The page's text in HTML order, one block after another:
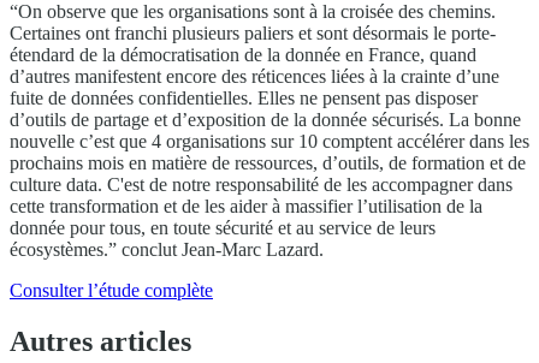
“On observe que les organisations sont à la croisée des chemins.
Certaines ont franchi plusieurs paliers et sont désormais le porte-
étendard de la démocratisation de la donnée en France, quand
d’autres manifestent encore des réticences liées à la crainte d’une
fuite de données confidentielles. Elles ne pensent pas disposer
d’outils de partage et d’exposition de la donnée sécurisés. La bonne
nouvelle c’est que 4 organisations sur 10 comptent accélérer dans les
prochains mois en matière de ressources, d’outils, de formation et de
culture data. C'est de notre responsabilité de les accompagner dans
cette transformation et de les aider à massifier l’utilisation de la
donnée pour tous, en toute sécurité et au service de leurs
écosystèmes.” conclut Jean-Marc Lazard.
Consulter l’étude complète
Autres articles